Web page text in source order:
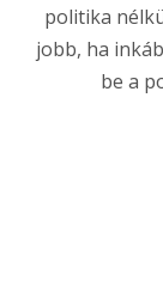
politika
jobb, ha
be a